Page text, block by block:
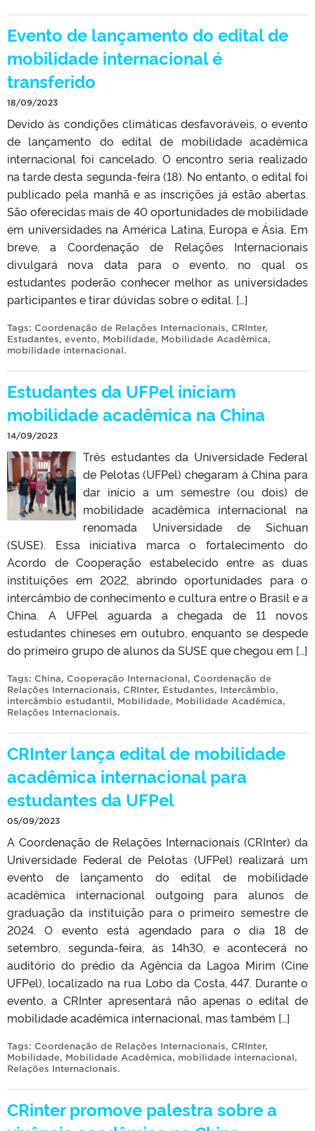
Evento de lançamento do edital de
mobilidade internacional é
transferido
18/09/2023
Devido às condições climáticas desfavoráveis, o evento
de lançamento do edital de mobilidade acadêmica
internacional foi cancelado. O encontro seria realizado
na tarde desta segunda-feira (18). No entanto, o edital foi
publicado pela manhã e as inscrições já estão abertas.
São oferecidas mais de 40 oportunidades de mobilidade
em universidades na América Latina, Europa e Ásia. Em
breve, a Coordenação de Relações Internacionais
divulgará nova data para o evento, no qual os
estudantes poderão conhecer melhor as universidades
participantes e tirar dúvidas sobre o edital. […]
Tags: Coordenação de Relações Internacionais, CRInter,
Estudantes, evento, Mobilidade, Mobilidade Acadêmica,
mobilidade internacional.
Estudantes da UFPel iniciam
mobilidade acadêmica na China
14/09/2023
Três estudantes da Universidade Federal
de Pelotas (UFPel) chegaram à China para
dar início a um semestre (ou dois) de
mobilidade acadêmica internacional na
renomada Universidade de Sichuan
(SUSE). Essa iniciativa marca o fortalecimento do
Acordo de Cooperação estabelecido entre as duas
instituições em 2022, abrindo oportunidades para o
intercâmbio de conhecimento e cultura entre o Brasil e a
China. A UFPel aguarda a chegada de 11 novos
estudantes chineses em outubro, enquanto se despede
do primeiro grupo de alunos da SUSE que chegou em […]
Tags: China, Cooperação Internacional, Coordenação de
Relações Internacionais, CRInter, Estudantes, Intercâmbio,
intercâmbio estudantil, Mobilidade, Mobilidade Acadêmica,
Relações Internacionais.
CRInter lança edital de mobilidade
acadêmica internacional para
estudantes da UFPel
05/09/2023
A Coordenação de Relações Internacionais (CRInter) da
Universidade Federal de Pelotas (UFPel) realizará um
evento de lançamento do edital de mobilidade
acadêmica internacional outgoing para alunos de
graduação da instituição para o primeiro semestre de
2024. O evento está agendado para o dia 18 de
setembro, segunda-feira, às 14h30, e acontecerá no
auditório do prédio da Agência da Lagoa Mirim (Cine
UFPel), localizado na rua Lobo da Costa, 447. Durante o
evento, a CRInter apresentará não apenas o edital de
mobilidade acadêmica internacional, mas também […]
Tags: Coordenação de Relações Internacionais, CRInter,
Mobilidade, Mobilidade Acadêmica, mobilidade internacional,
Relações Internacionais.
CRinter promove palestra sobre a